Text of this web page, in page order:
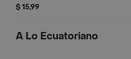
fritas, ensalada casera, salsas de la
$ 15,99
A Lo Ecuatoriano